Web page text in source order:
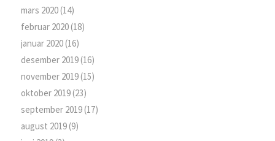
mars 2020(14)
februar 2020(18)
januar 2020(16)
desember 2019(16)
november 2019(15)
oktober 2019(23)
september 2019(17)
august 2019(9)